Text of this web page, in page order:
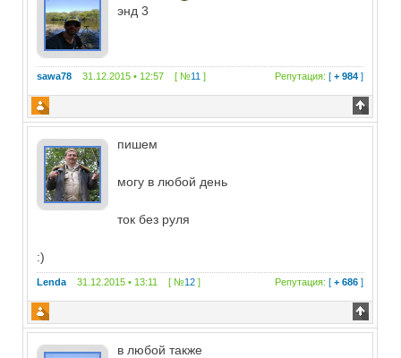
энд 3
sawa78 31.12.2015 • 12:57 [ №11 ] Репутация: [+ 984 ]
пишем
могу в любой день
ток без руля
:)
Lenda 31.12.2015 • 13:11 [ №12 ] Репутация: [+ 686 ]
в любой также